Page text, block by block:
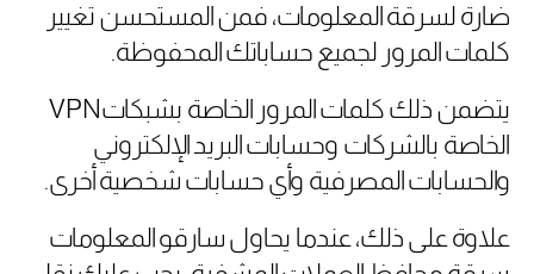
ضارة لسرقة المعلومات، فمن المستحسن تغيير
كلمات المرور لجميع حساباتك المحفوظة.
يتضمن ذلك كلمات المرور الخاصة بشبكاتVPN
الخاصة بالشركات وحسابات البريد الإلكتروني
والحسابات المصرفية وأي حسابات شخصية أخرى.
علاوة على ذلك، عندما يحاول سارقو المعلومات